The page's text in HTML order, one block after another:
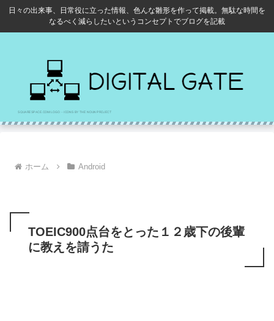
日々の出来事、日常役に立った情報、色んな雛形を作って掲載。無駄な時間を
なるべく減らしたいというコンセプトでブログを記載
ホーム Android
TOEIC900点台をとった１２歳下の後輩
に教えを請うた